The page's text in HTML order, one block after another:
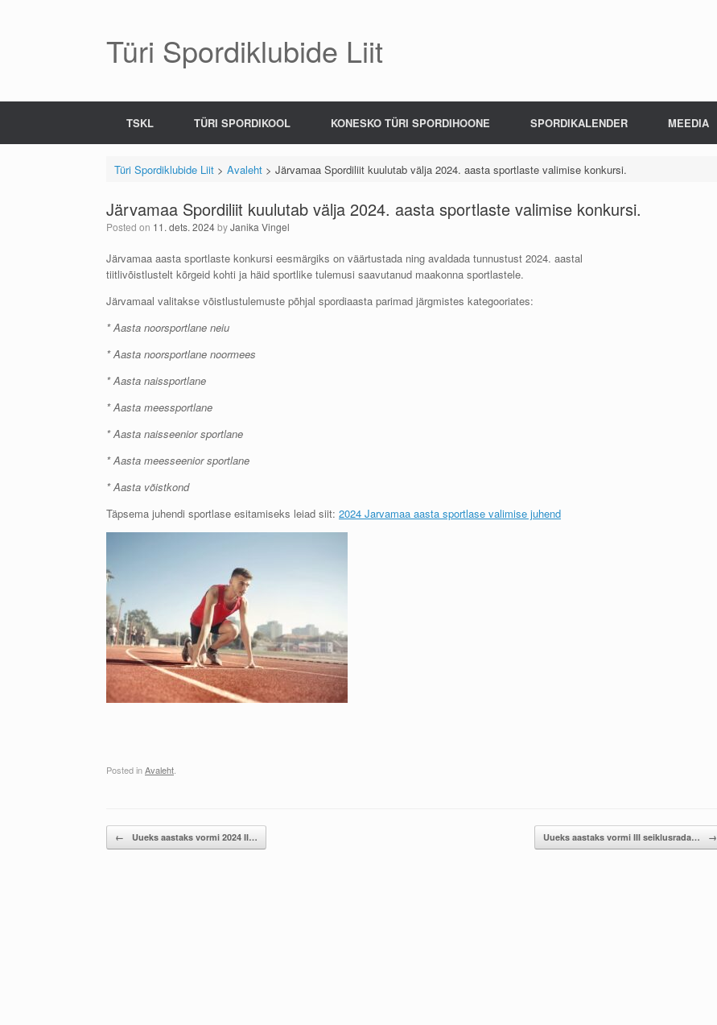
Türi Spordiklubide Liit
TSKL TÜRI SPORDIKOOL KONESKO TÜRI SPORDIHOONE SPORDIKALENDER MEEDIA
Türi Spordiklubide Liit> Avaleht> Järvamaa Spordiliit kuulutab välja 2024. aasta sportlaste valimise konkursi.
Järvamaa Spordiliit kuulutab välja 2024. aasta sportlaste valimise konkursi.
Posted on 11. dets. 2024byJanika Vingel
Järvamaa aasta sportlaste konkursi eesmärgiks on väärtustada ning avaldada tunnustust 2024. aastal
tiitlivõistlustelt kõrgeid kohti ja häid sportlike tulemusi saavutanud maakonna sportlastele.
Järvamaal valitakse võistlustulemuste põhjal spordiaasta parimad järgmistes kategooriates:
* Aasta noorsportlane neiu
* Aasta noorsportlane noormees
* Aasta naissportlane
* Aasta meessportlane
* Aasta naisseenior sportlane
* Aasta meesseenior sportlane
* Aasta võistkond
Täpsema juhendi sportlase esitamiseks leiad siit: 2024 Jarvamaa aasta sportlase valimise juhend
Posted inAvaleht.
Post navigation
← Uueks aastaks vormi 2024 II… Uueks aastaks vormi III seiklusrada… →